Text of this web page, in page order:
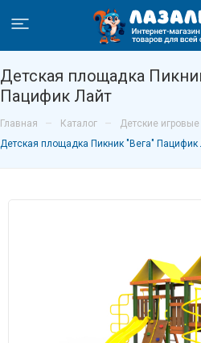
Детская площадка
Пацифик Лайт
Главная – Каталог – Детские
Детская площадка Пикник "Вега" Пацифик